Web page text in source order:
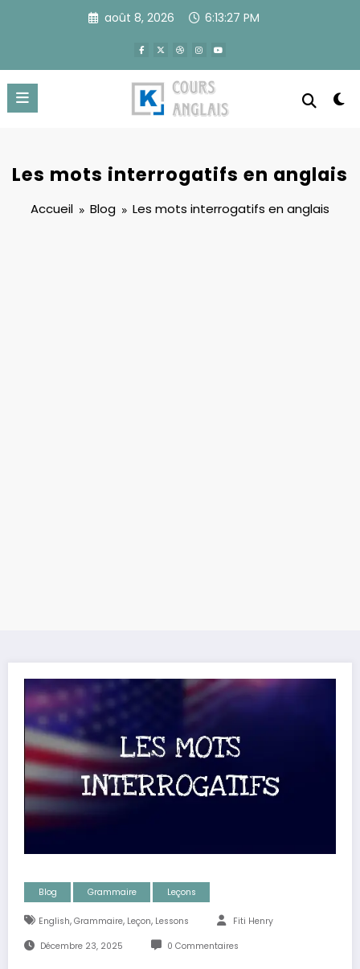
août 8, 2026 6:13:28 PM
Les mots interrogatifs en anglais
Accueil Blog Les mots interrogatifs en anglais
Blog Grammaire Leçons
English, Grammaire, Leçon, Lessons Fiti Henry
Décembre 23, 2025 0 Commentaires